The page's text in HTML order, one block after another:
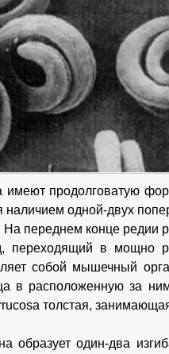
имеют продолговатую
одной-двух
переднем конце редии
переходящий в мощно
собой мышечный
в расположенную за
толстая,
образует один-два